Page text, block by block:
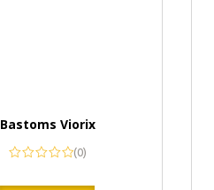
Bastoms Viorix
(0)